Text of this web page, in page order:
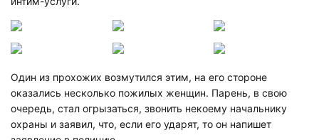
Один из прохожих возмутился этим, на его стороне
оказались несколько пожилых женщин. Парень, в свою
очередь, стал огрызаться, звонить некоему начальнику
охраны и заявил, что, если его ударят, то он напишет